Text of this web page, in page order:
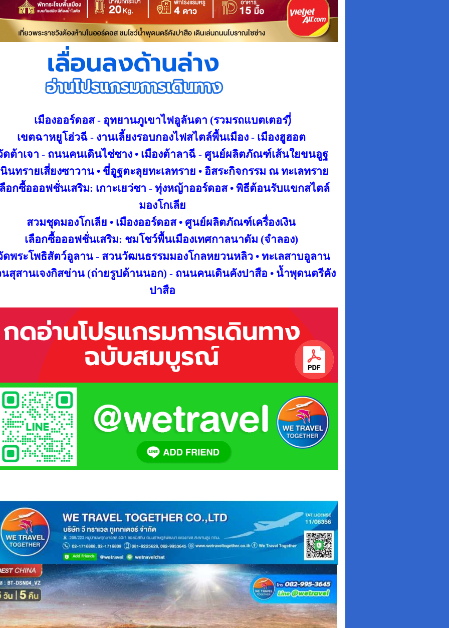
เมืองออร์ดอส - อุทยานภูเขาไฟอูลันดา (รวมรถแบตเตอร)ี่
เขตฉาหยูโฮ่วฉี - งานเลี้ยงรอบกองไฟสไตล์พื้นเมือง - เมืองฮูฮอต
ดต้าเจา - ถนนคนเดินไซ่ซาง • เมืองต้าลาฉี - ศูนย์ผลิตภัณฑ์เส้นใยขนอูฐ
นินทรายเสี่ยงซาวาน • ขี่อูฐตะลุยทะเลทราย • อิสระกิจกรรม ณ ทะเลทราย
อกซื้อออฟชั่นเสริม: เกาะเยว่ซา - ทุ่งหญ้าออร์ดอส • พิธีต้อนรับแขกสไตล์
มองโกเลีย
สวมชุดมองโกเลีย • เมืองออร์ดอส • ศูนย์ผลิตภัณฑ์เครื่องเงิน
เลือกซื้อออฟชั่นเสริม: ชมโชว์พื้นเมืองเทศกาลนาดัม (จำลอง)
ดพระโพธิสัตว์อูลาน - สวนวัฒนธรรมมองโกลหยวนหลิว • ทะเลสาบอูลาน
สุสานเจงกิสข่าน (ถ่ายรูปด้านนอก) - ถนนคนเดินคังปาสือ • น้ำพุดนตรีคัง
ปาสือ